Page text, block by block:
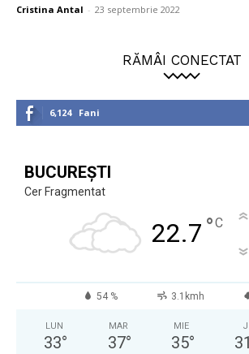
Cristina Antal - 23 septembrie 2022
RĂMÂI CONECTAT
6,124 Fani
BUCUREȘTI
Cer Fragmentat
22.7 °C
54 % 3.1kmh
LUN
33°
MAR
37°
MIE
35°
J
31